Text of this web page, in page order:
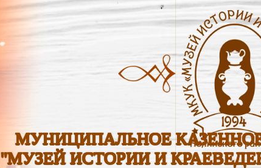
МУНИЦИПАЛЬНОЕ
"МУЗЕЙ ИСТОРИИ И